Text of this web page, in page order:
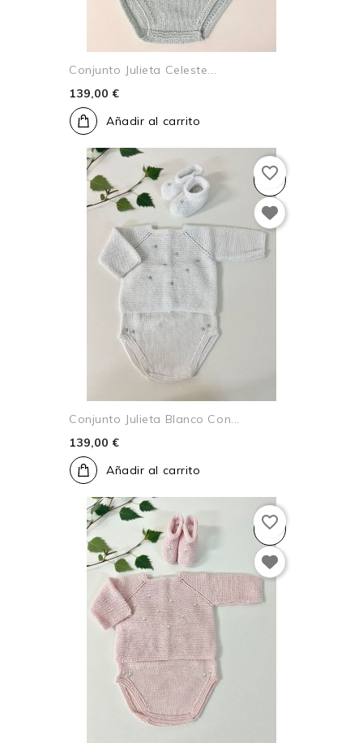
Conjunto Julieta Celeste...
139,00 €
Añadir al carrito
Conjunto Julieta Blanco Con...
139,00 €
Añadir al carrito
favorite_border
favorite_border